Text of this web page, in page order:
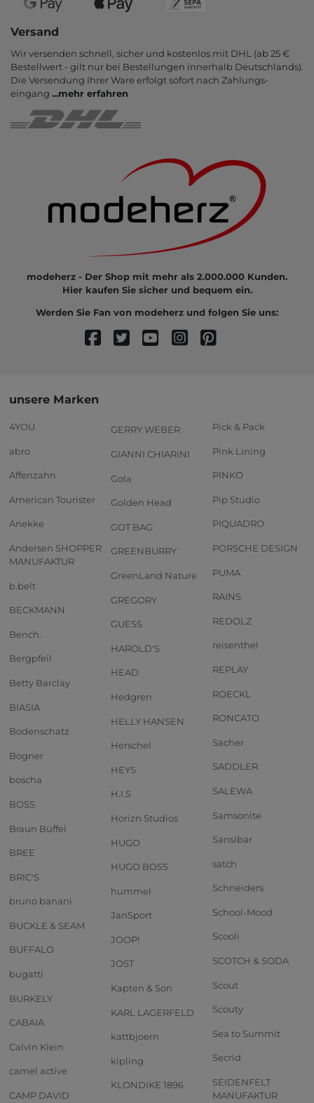
Versand
Wir versenden schnell, sicher und kostenlos mit DHL (ab 25 €
Bestell­wert - gilt nur bei Bestel­lungen inner­halb Deutsch­lands).
Die Ver­sendung Ihrer Ware er­folgt sofort nach Zahlungs­
eingang ...mehr erfahren
modeherz - Der Shop mit mehr als 2.000.000 Kunden.
Hier kaufen Sie sicher und bequem ein.
Werden Sie Fan von modeherz und folgen Sie uns:
unsere Marken
4YOU
abro
Affenzahn
American Tourister
Anekke
Andersen SHOPPER
MANUFAKTUR
b.belt
BECKMANN
Bench.
Bergpfeil
Betty Barclay
BIASIA
Bodenschatz
Bogner
boscha
BOSS
Braun Büffel
BREE
BRIC'S
bruno banani
BUCKLE & SEAM
BUFFALO
bugatti
BURKELY
CABAIA
Calvin Klein
camel active
CAMP DAVID
GERRY WEBER
GIANNI CHIARINI
Gola
Golden Head
GOT BAG
GREENBURRY
GreenLand Nature
GREGORY
GUESS
HAROLD'S
HEAD
Hedgren
HELLY HANSEN
Herschel
HEYS
H.I.S
Horizn Studios
HUGO
HUGO BOSS
hummel
JanSport
JOOP!
JOST
Kapten & Son
KARL LAGERFELD
kattbjoern
kipling
KLONDIKE 1896
Pick & Pack
Pink Lining
PINKO
Pip Studio
PIQUADRO
PORSCHE DESIGN
PUMA
RAINS
REDOLZ
reisenthel
REPLAY
ROECKL
RONCATO
Sacher
SADDLER
SALEWA
Samsonite
Sansibar
satch
Schneiders
School-Mood
Scooli
SCOTCH & SODA
Scout
Scouty
Sea to Summit
Secrid
SEIDENFELT
MANUFAKTUR